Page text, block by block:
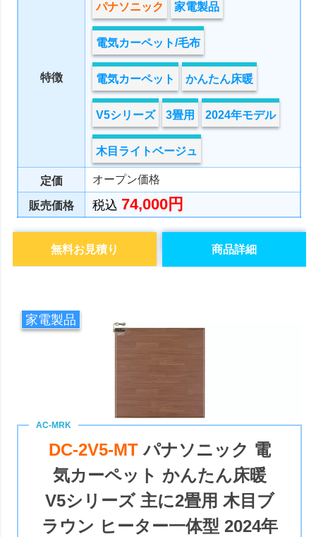
特徴
パナソニック 家電製品
電気カーペット/毛布
電気カーペット かんたん床暖
V5シリーズ 3畳用 2024年モデル
木目ライトベージュ
定価 オープン価格
販売価格 税込 74,000円
商品詳細
無料お見積り
家電製品
DC-2V5-MTパナソニック 電
気カーペット かんたん床暖
V5シリーズ 主に2畳用 木目ブ
ラウン ヒーター一体型 2024年